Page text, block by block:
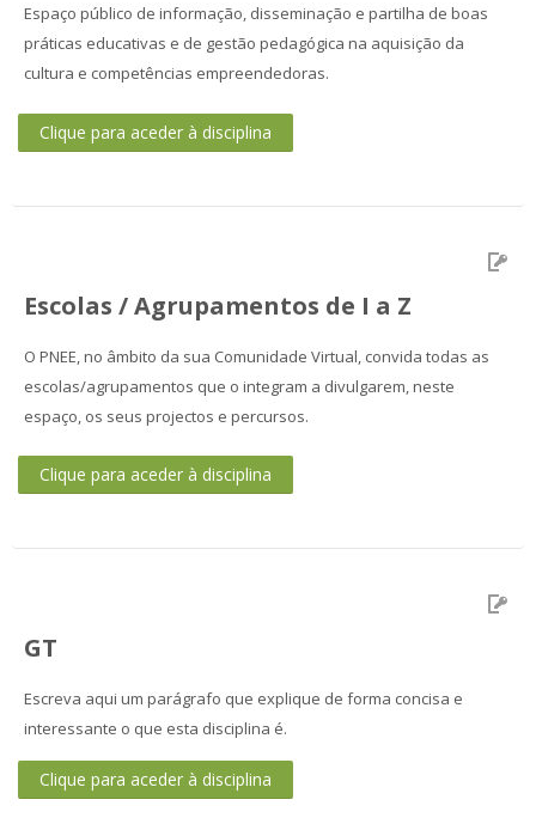
Espaço público de informação, disseminação e partilha de boas
práticas educativas e de gestão pedagógica na aquisição da
cultura e competências empreendedoras.
Clique para aceder à disciplina
Escolas / Agrupamentos de I a Z
O PNEE, no âmbito da sua Comunidade Virtual, convida todas as
escolas/agrupamentos que o integram a divulgarem, neste
espaço, os seus projectos e percursos.
Clique para aceder à disciplina
GT
Escreva aqui um parágrafo que explique de forma concisa e
interessante o que esta disciplina é.
Clique para aceder à disciplina